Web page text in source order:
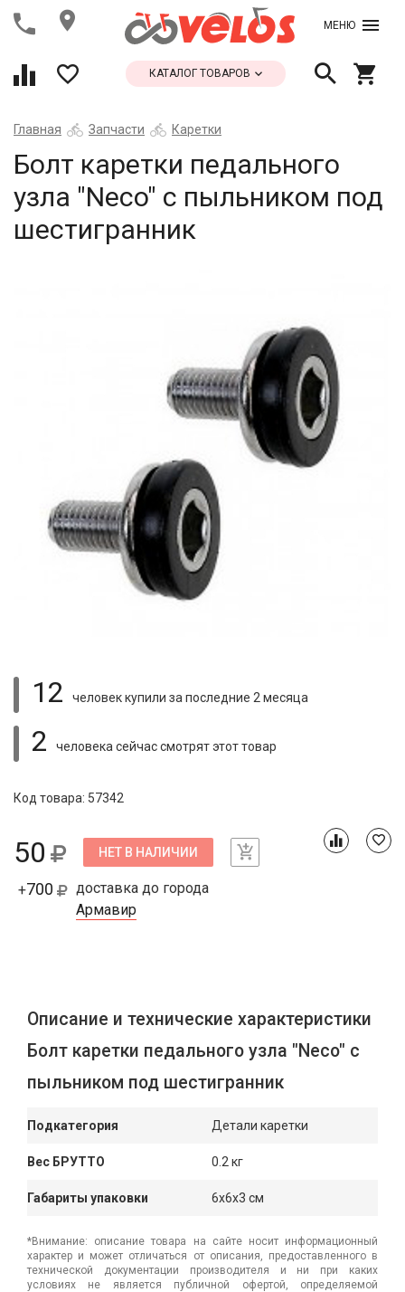
МЕНЮ
КАТАЛОГ ТОВАРОВ
Главная Запчасти Каретки
Болт каретки педального
узла "Neco" с пыльником под
шестигранник
12 человек купили за последние 2 месяца
2 человека сейчас смотрятэтот товар
Код товара: 57342
50 НЕТ В НАЛИЧИИ
+700
доставка до города
Армавир
Описание и технические характеристики
Болт каретки педального узла "Neco" с
пыльником под шестигранник
Подкатегория Детали каретки
Вес БРУТТО 0.2 кг
Габариты упаковки 6x6x3 см
*Внимание: описание товара на сайте носит информационный
характер и может отличаться от описания, предоставленного в
технической документации производителя и ни при каких
условиях не является публичной офертой, определяемой